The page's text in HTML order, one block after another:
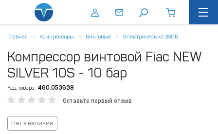
Главная Компрессоры Винтовые Электрические 380В
Компрессор винтовой Fiac NEW
SILVER 10S - 10 бар
Код товара: 460.053638
Оставьте первый отзыв
Нет в наличии